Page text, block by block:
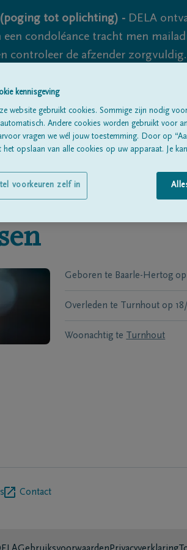
tot oplichting) - DELA
condoléance tracht men
controleer de afzender
nooit volledig uit te sluiten,
Geboren te Baarle-Hertog op
Overleden te Turnhout op
Woonachtig te Turnhout
Contact
kennisgeving
website gebruikt cookies. Sommige zijn nodig
Andere cookies worden gebruikt voor
vragen we wél jouw toestemming. Door op
het opslaan van alle cookies op uw apparaat. Je
voorkeuren zelf in